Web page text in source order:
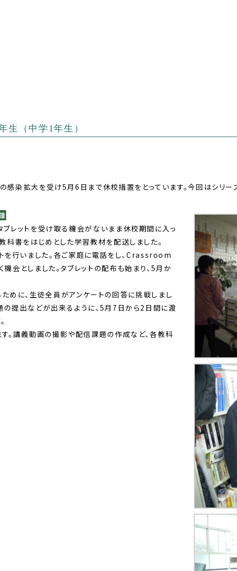
（中学1年生）
染拡大を受け5月6日まで休校措置をとっています。今回はシリーズ
レットを受け取る機会がないまま休校期間に入っ
科書をはじめとした学習教材を配送しました。
行いました。各ご家庭に電話をし、Crassroom
会としました。タブレットの配布も始まり、5月か
に、生徒全員がアンケートの回答に挑戦しまし
の提出などが出来るように、5月7日から2日間に渡
。講義動画の撮影や配信課題の作成など、各教科